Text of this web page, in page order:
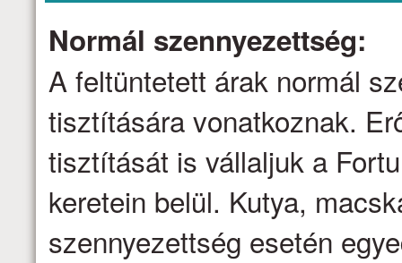
Normál szennyezettség:
A feltüntetett árak normál
tisztítására vonatkoznak.
tisztítását is vállaljuk a
keretein belül. Kutya,
szennyezettség esetén